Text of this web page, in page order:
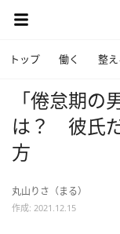
トップ 働く 整え
「倦怠期の
は？ 彼氏
方
丸山りさ（まる）
作成: 2021.12.15